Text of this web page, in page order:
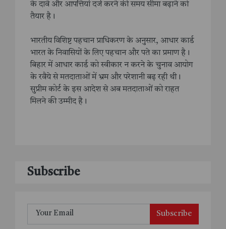
के दावे और आपत्तियां दर्ज करने की समय सीमा बढ़ाने को
तैयार है।
भारतीय विशिष्ट पहचान प्राधिकरण के अनुसार, आधार कार्ड
भारत के निवासियों के लिए पहचान और पते का प्रमाण है।
बिहार में आधार कार्ड को स्वीकार न करने के चुनाव आयोग
के रवैये से मतदाताओं में भ्रम और परेशानी बढ़ रही थी।
सुप्रीम कोर्ट के इस आदेश से अब मतदाताओं को राहत
मिलने की उम्मीद है।
Subscribe
Subscribe